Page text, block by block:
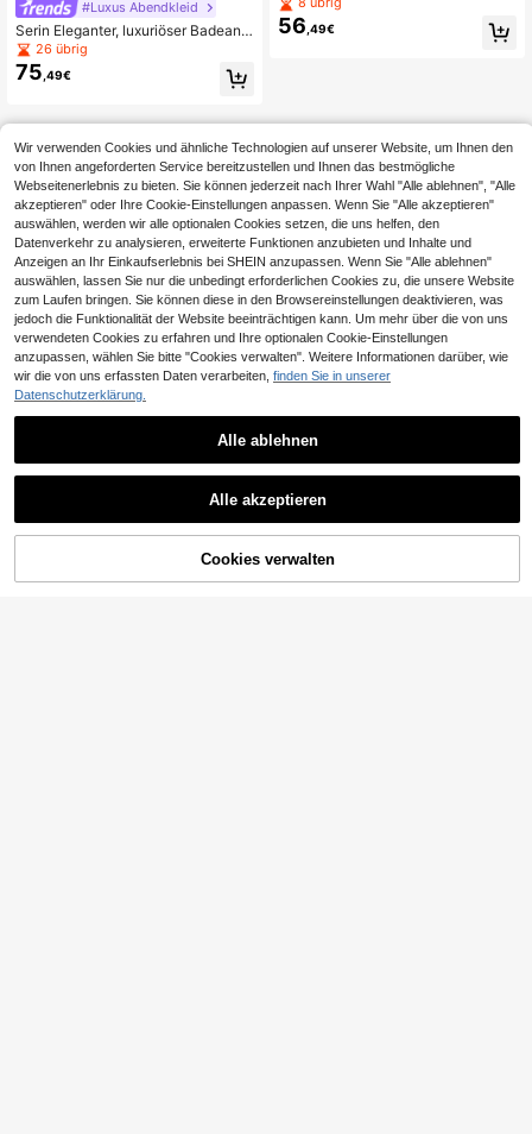
#Luxus Abendkleid
Serin Eleganter, luxuriöser Badeanz
ugstoff in Große Größen mit Perlen,
Pailletten und bestickter Blumenap
plikation, elastisch, mit transparent
utmutterkleider
26 übrig
75 ,49€
e, Rüschen und kurzen Ärmeln
56 ,49€
ZUM WARENKORB HINZUFÜGEN
Wir verwenden Cookies und ähnliche Technologien auf unserer Website, um Ihnen den
von Ihnen angeforderten Service bereitzustellen und Ihnen das bestmögliche
Webseitenerlebnis zu bieten. Sie können jederzeit nach Ihrer Wahl "Alle ablehnen", "Alle
akzeptieren" oder Ihre Cookie-Einstellungen anpassen. Wenn Sie "Alle akzeptieren"
auswählen, werden wir alle optionalen Cookies setzen, die uns helfen, den
Datenverkehr zu analysieren, erweiterte Funktionen anzubieten und Inhalte und
Anzeigen an Ihr Einkaufserlebnis bei SHEIN anzupassen. Wenn Sie "Alle ablehnen"
auswählen, lassen Sie nur die unbedingt erforderlichen Cookies zu, die unsere Website
zum Laufen bringen. Sie können diese in den Browsereinstellungen deaktivieren, was
jedoch die Funktionalität der Website beeinträchtigen kann. Um mehr über die von uns
verwendeten Cookies zu erfahren und Ihre optionalen Cookie-Einstellungen
anzupassen, wählen Sie bitte "Cookies verwalten". Weitere Informationen darüber, wie
wir die von uns erfassten Daten verarbeiten, finden Sie in unserer
Datenschutzerklärung.
Alle ablehnen
Alle akzeptieren
Cookies verwalten